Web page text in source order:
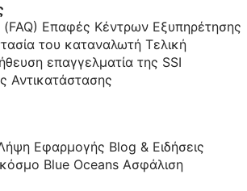
Επαφές Κέντρων Εξυπηρέτησης
του καταναλωτή Τελική
επαγγελματία της SSI
Αντικατάστασης
Εφαρμογής Blog & Ειδήσεις
Blue Oceans Ασφάλιση